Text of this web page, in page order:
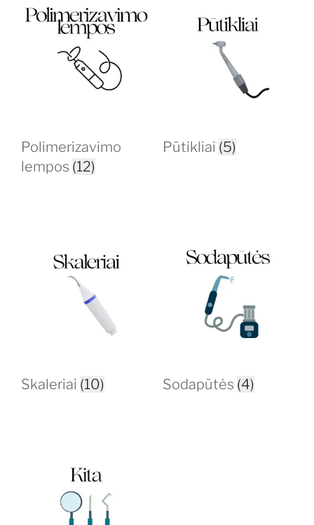
Polimerizavimo
lempos (12)
Pūtikliai (5)
Skaleriai (10) Sodapūtės (4)